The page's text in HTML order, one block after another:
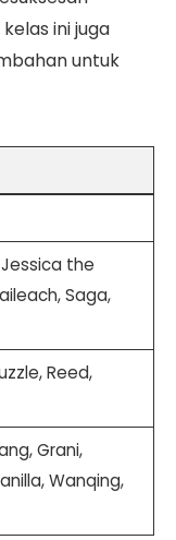
ini juga
untuk
the
Saga,
Reed,
Grani,
Wanqing,